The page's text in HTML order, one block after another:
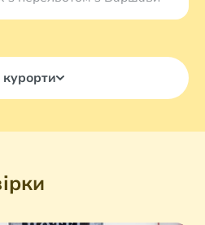
курорти